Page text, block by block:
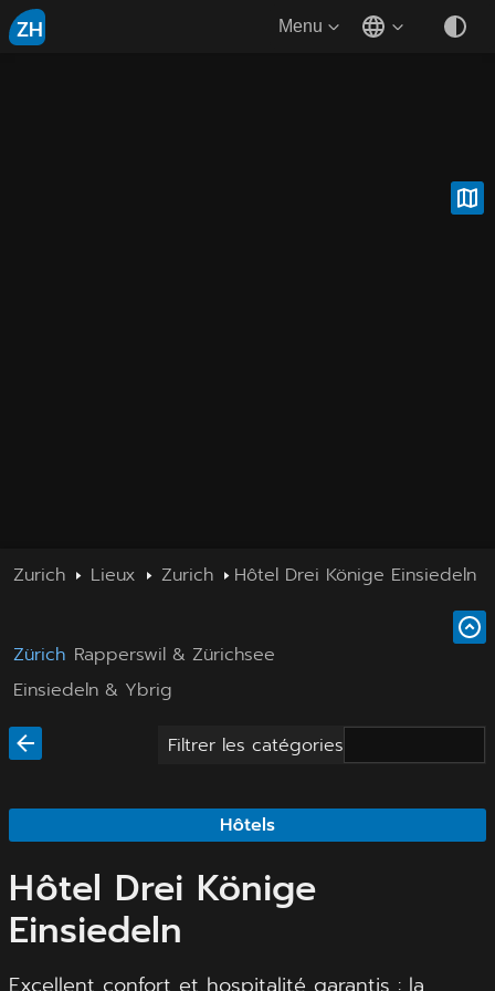
ZH Menu
Zurich Lieux Zurich Hôtel Drei Könige Einsiedeln
Zürich Rapperswil & Zürichsee
Einsiedeln & Ybrig
Filtrer les catégories
Hôtels
Hôtel Drei Könige
Einsiedeln